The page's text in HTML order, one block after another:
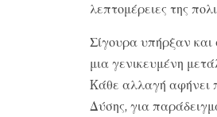
λεπτομέρειες της
Σίγουρα υπήρξαν και
μια γενικευμένη
Kάθε αλλαγή αφήνει
Δύσης, για